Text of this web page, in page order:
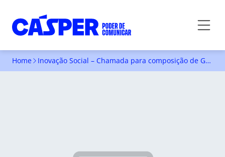
Home Inovação Social – Chamada para composição de Grupo de Trabalho